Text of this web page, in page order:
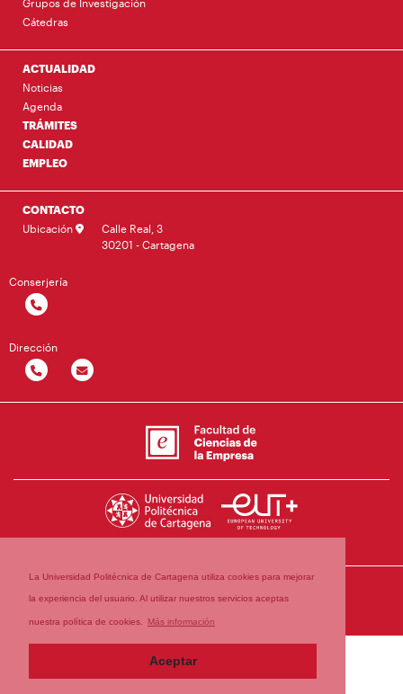
La Universidad Politécnica de Cartagena utiliza cookies para mejorar
la experiencia del usuario. Al utilizar nuestros servicios aceptas
nuestra política de cookies. Más información
Aceptar
Grupos de Investigación
Cátedras
ACTUALIDAD
Noticias
Agenda
TRÁMITES
CALIDAD
EMPLEO
CONTACTO
Ubicación
Calle Real, 3
30201 - Cartagena
Conserjería
Dirección